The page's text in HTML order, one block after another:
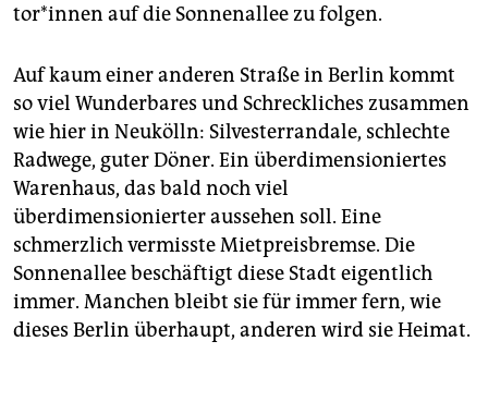
Alle Texte finden Sie hiertaz.de/sonnenallee
to­r*in­nen auf die Sonnenallee zu folgen.
Auf kaum einer anderen Straße in Berlin kommt
so viel Wunderbares und Schreckliches zusammen
wie hier in Neukölln: Silvesterrandale, schlechte
Radwege, guter Döner. Ein überdimensioniertes
Warenhaus, das bald noch viel
überdimensionierter aussehen soll. Eine
schmerzlich vermisste Mietpreisbremse. Die
Sonnenallee beschäftigt diese Stadt eigentlich
immer. Manchen bleibt sie für immer fern, wie
dieses Berlin überhaupt, anderen wird sie Heimat.